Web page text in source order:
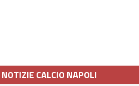
NOTIZIE CALCIO NAPOLI